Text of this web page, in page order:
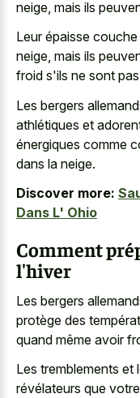
neige, mais ils
Leur épaisse
neige, mais ils
froid s'ils ne sont
Les bergers
athlétiques et
énergiques comme
dans la neige.
Discover more:
Dans L' Ohio
Comment
l'hiver
Les bergers
protège des
quand même avoir
Les tremblements et
révélateurs que